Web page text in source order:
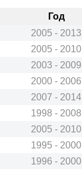
Год
2005 - 2013
2005 - 2010
2003 - 2009
2000 - 2006
2007 - 2014
1998 - 2008
2005 - 2010
1995 - 2000
1996 - 2000